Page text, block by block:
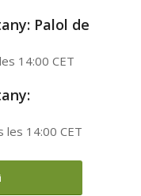
Palol de
14:00 CET
les 14:00 CET